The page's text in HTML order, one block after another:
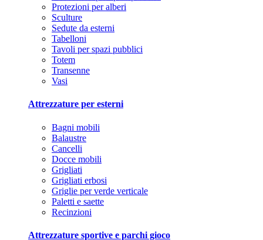
Protezioni per alberi
Sculture
Sedute da esterni
Tabelloni
Tavoli per spazi pubblici
Totem
Transenne
Vasi
Attrezzature per esterni
Bagni mobili
Balaustre
Cancelli
Docce mobili
Grigliati
Grigliati erbosi
Griglie per verde verticale
Paletti e saette
Recinzioni
Attrezzature sportive e parchi gioco